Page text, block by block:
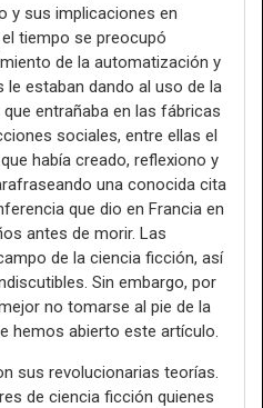
y sus implicaciones en
tiempo se preocupó
de la automatización y
estaban dando al uso de la
entrañaba en las fábricas
sociales, entre ellas el
había creado, reflexiono y
una conocida cita
que dio en Francia en
antes de morir. Las
de la ciencia ficción, así
Sin embargo, por
no tomarse al pie de la
hemos abierto este artículo.
sus revolucionarias teorías.
de ciencia ficción quienes